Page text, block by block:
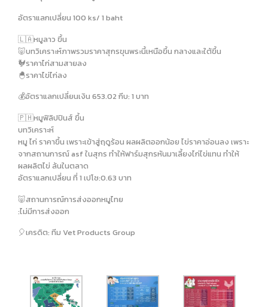
อัตราแลกเปลี่ยน 100 ks/ 1 baht
🇱🇦หมูลาว ขึ้น
🐷บทวิเคราะห์ภาพรวมราคาสุกรขุนพระนี้เหนือขึ้น กลางและใต้ขึ้น
🐓ราคาไก่สามสายลง
🐣ราคาไข่ไก่ลง
💰อัตราแลกเปลี่ยนเงิน 653.02 กีบ: 1 บาท
🇵🇭หมูฟิลิปปินส์ ขึ้น
บทวิเคราะห์
หมู ไก่ ราคาขึ้น เพราะเข้าสู่ฤดูร้อน ผลผลิตออกน้อย ไข่ราคาอ่อนลง เพราะ
จากสถานการณ์ asf ในสุกร ทำให้ฟาร์มสุกรหันมาเลี้ยงไก่ไข่แทน ทำให้
ผลผลิตไข่ ล้นในตลาด
อัตราแลกเปลี่ยน ที่ 1 เปโซ:0.63 บาท
🐷สถานการณ์การส่งออกหมูไทย
:ไม่มีการส่งออก
🎈เครดิต: ทีม Vet Products Group